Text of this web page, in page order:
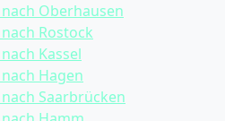
Oberhausen
Rostock
Kassel
Hagen
Saarbrücken